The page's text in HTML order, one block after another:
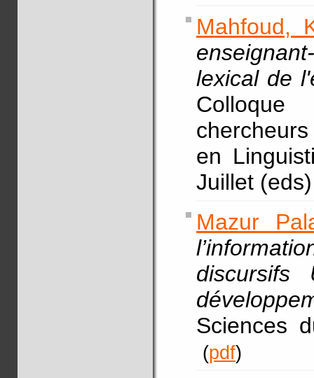
Mahfoud,
lexical de
en
Juillet (eds)
Mazur
discursifs
Sciences
(pdf)